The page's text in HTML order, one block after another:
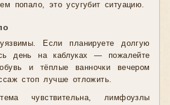
попало, это усугубит ситуацию.
Если планируете долгую
день на каблуках — пожалейте
и тёплые ванночки вечером
стоп лучше отложить.
чувствительна, лимфоузлы